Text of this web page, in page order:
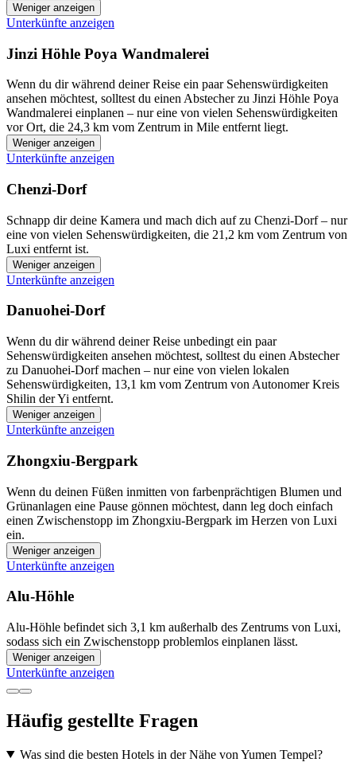
Weniger anzeigen
Unterkünfte anzeigen
Jinzi Höhle Poya Wandmalerei
Wenn du dir während deiner Reise ein paar Sehenswürdigkeiten
ansehen möchtest, solltest du einen Abstecher zu Jinzi Höhle Poya
Wandmalerei einplanen – nur eine von vielen Sehenswürdigkeiten
vor Ort, die 24,3 km vom Zentrum in Mile entfernt liegt.
Weniger anzeigen
Unterkünfte anzeigen
Chenzi-Dorf
Schnapp dir deine Kamera und mach dich auf zu Chenzi-Dorf – nur
eine von vielen Sehenswürdigkeiten, die 21,2 km vom Zentrum von
Luxi entfernt ist.
Weniger anzeigen
Unterkünfte anzeigen
Danuohei-Dorf
Wenn du dir während deiner Reise unbedingt ein paar
Sehenswürdigkeiten ansehen möchtest, solltest du einen Abstecher
zu Danuohei-Dorf machen – nur eine von vielen lokalen
Sehenswürdigkeiten, 13,1 km vom Zentrum von Autonomer Kreis
Shilin der Yi entfernt.
Weniger anzeigen
Unterkünfte anzeigen
Zhongxiu-Bergpark
Wenn du deinen Füßen inmitten von farbenprächtigen Blumen und
Grünanlagen eine Pause gönnen möchtest, dann leg doch einfach
einen Zwischenstopp im Zhongxiu-Bergpark im Herzen von Luxi
ein.
Weniger anzeigen
Unterkünfte anzeigen
Alu-Höhle
Alu-Höhle befindet sich 3,1 km außerhalb des Zentrums von Luxi,
sodass sich ein Zwischenstopp problemlos einplanen lässt.
Weniger anzeigen
Unterkünfte anzeigen
Häufig gestellte Fragen
Was sind die besten Hotels in der Nähe von Yumen Tempel?